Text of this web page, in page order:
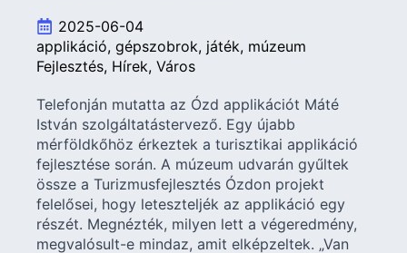
2025-06-04
applikáció gépszobrok játék múzeum
Fejlesztés Hírek Város
Telefonján mutatta az Ózd applikációt Máté
István szolgáltatástervező. Egy újabb
mérföldkőhöz érkeztek a turisztikai applikáció
fejlesztése során. A múzeum udvarán gyűltek
össze a Turizmusfejlesztés Ózdon projekt
felelősei, hogy leteszteljék az applikáció egy
részét. Megnézték, milyen lett a végeredmény,
megvalósult-e mindaz, amit elképzeltek. „Van